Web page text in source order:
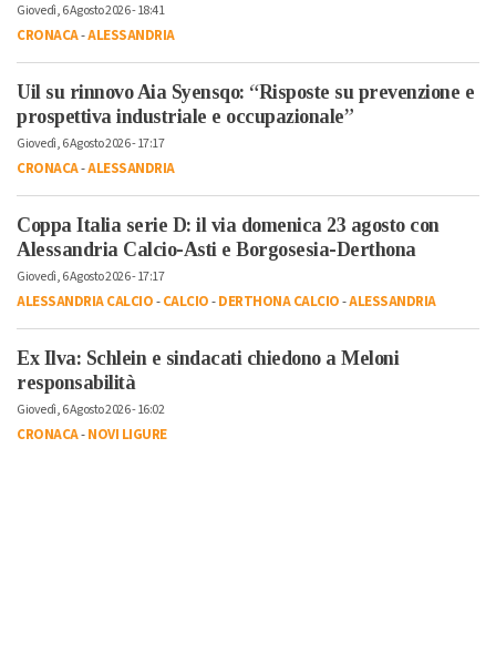
Giovedì, 6 Agosto 2026 - 18:41
CRONACA-ALESSANDRIA
Uil su rinnovo Aia Syensqo: “Risposte su prevenzione e
prospettiva industriale e occupazionale”
Giovedì, 6 Agosto 2026 - 17:17
CRONACA-ALESSANDRIA
Coppa Italia serie D: il via domenica 23 agosto con
Alessandria Calcio-Asti e Borgosesia-Derthona
Giovedì, 6 Agosto 2026 - 17:17
ALESSANDRIA CALCIO-CALCIO-DERTHONA CALCIO-ALESSANDRIA
Ex Ilva: Schlein e sindacati chiedono a Meloni
responsabilità
Giovedì, 6 Agosto 2026 - 16:02
CRONACA-NOVI LIGURE